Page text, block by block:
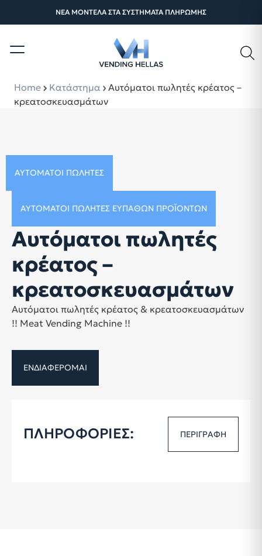
ΝΕΑ ΜΟΝΤΕΛΑ ΣΤΑ ΣΥΣΤΗΜΑΤΑ ΠΛΗΡΩΜΗΣ
Home Κατάστημα
Αυτόματοι πωλητές κρέατος –
κρεατοσκευασμάτων
ΑΥΤΌΜΑΤΟΙ ΠΩΛΗΤΈΣ
ΑΥΤΌΜΑΤΟΙ ΠΩΛΗΤΈΣ ΕΥΠΑΘΏΝ ΠΡΟΪΌΝΤΩΝ
Αυτόματοι πωλητές
κρέατος –
κρεατοσκευασμάτων
Αυτόματοι πωλητές κρέατος & κρεατοσκευασμάτων
!! Meat Vending Machine !!
ΕΝΔΙΑΦΕΡΟΜΑΙ
ΠΕΡΙΓΡΑΦΗ